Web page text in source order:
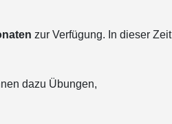
zur Verfügung. In dieser Zeit
dazu Übungen,